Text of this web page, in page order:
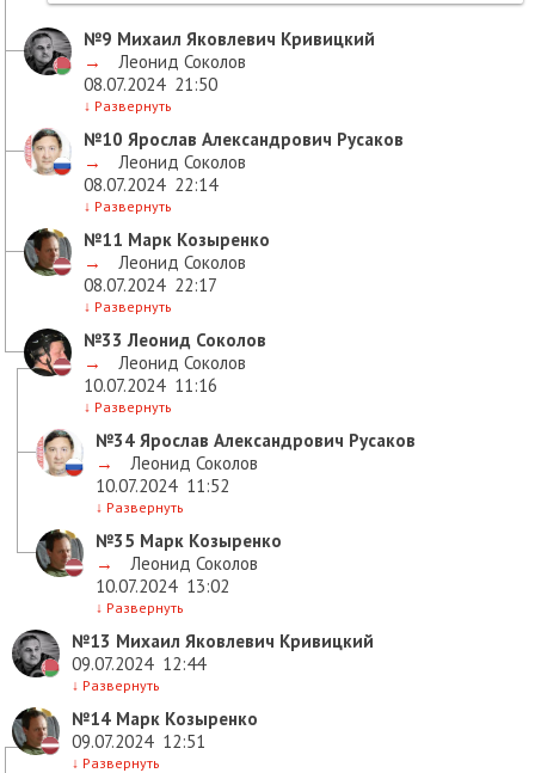
№9 Михаил Яковлевич Кривицкий
→
Леонид Соколов
08.07.2024 21:50
↓ Развернуть
№10 Ярослав Александрович Русаков
→
Леонид Соколов
08.07.2024 22:14
↓ Развернуть
№11 Марк Козыренко
→
Леонид Соколов
08.07.2024 22:17
↓ Развернуть
№33 Леонид Соколов
→
Леонид Соколов
10.07.2024 11:16
↓ Развернуть
№34 Ярослав Александрович Русаков
→
Леонид Соколов
10.07.2024 11:52
↓ Развернуть
№35 Марк Козыренко
→
Леонид Соколов
10.07.2024 13:02
↓ Развернуть
№13 Михаил Яковлевич Кривицкий
09.07.2024 12:44
↓ Развернуть
№14 Марк Козыренко
09.07.2024 12:51
↓ Развернуть